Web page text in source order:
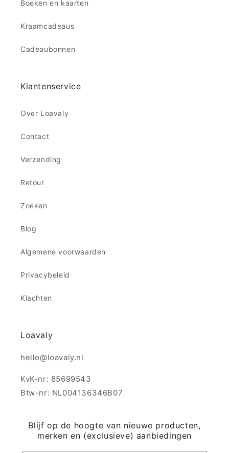
Boeken en kaarten
Kraamcadeaus
Cadeaubonnen
Klantenservice
Over Loavaly
Contact
Verzending
Retour
Zoeken
Blog
Algemene voorwaarden
Privacybeleid
Klachten
Loavaly
hello@loavaly.nl
KvK-nr: 85699543
Btw-nr: NL004136346B07
Blijf op de hoogte van nieuwe producten,
merken en (exclusieve) aanbiedingen